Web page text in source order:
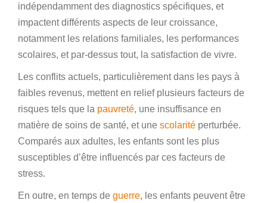
indépendamment des diagnostics spécifiques, et
impactent différents aspects de leur croissance,
notamment les relations familiales, les performances
scolaires, et par-dessus tout, la satisfaction de vivre.
Les conflits actuels, particulièrement dans les pays à
faibles revenus, mettent en relief plusieurs facteurs de
risques tels que la pauvreté, une insuffisance en
matière de soins de santé, et une scolarité perturbée.
Comparés aux adultes, les enfants sont les plus
susceptibles d’être influencés par ces facteurs de
stress.
En outre, en temps de guerre, les enfants peuvent être